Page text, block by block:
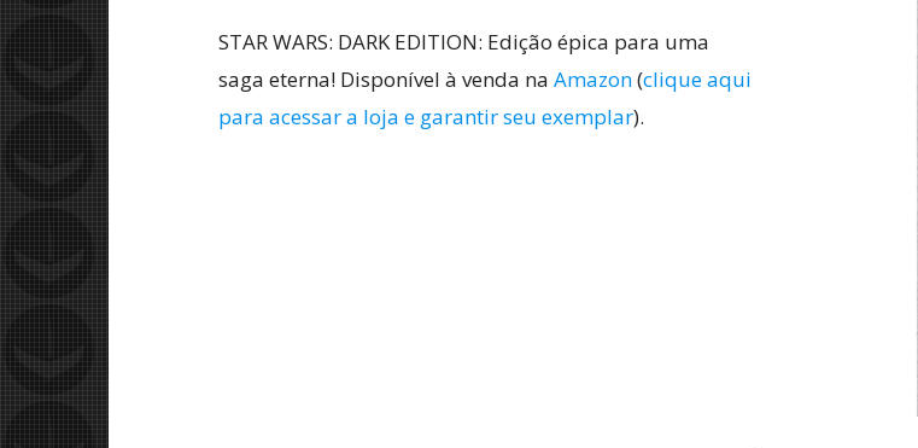
STAR WARS: DARK EDITION: Edição épica para uma
saga eterna! Disponível à venda na Amazon(clique aqui
para acessar a loja e garantir seu exemplar).